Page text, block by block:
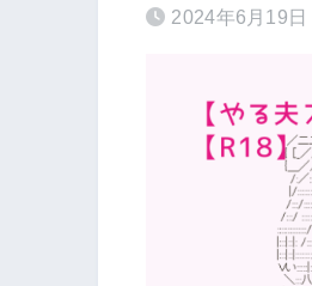
2024年6月19日